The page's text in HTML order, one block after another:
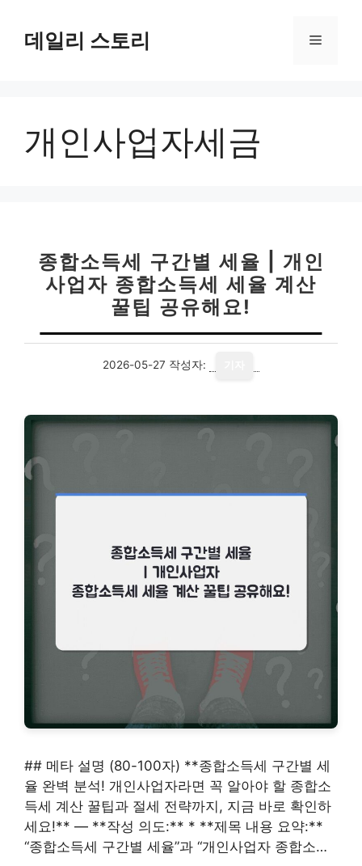
데일리 스토리 메
개인사업자세금
종합소득세 구간별 세율 | 개인
사업자 종합소득세 세율 계산
꿀팁 공유해요!
2026-05-27 작성자:
## 메타 설명 (80-100자) **종합소득세 구간별 세
율 완벽 분석! 개인사업자라면 꼭 알아야 할 종합소
득세 계산 꿀팁과 절세 전략까지, 지금 바로 확인하
세요!** — **작성 의도:** * **제목 내용 요약:**
“종합소득세 구간별 세율”과 “개인사업자 종합소…